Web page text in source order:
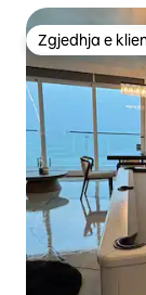
Zgjedhja e
Zgjedhja e